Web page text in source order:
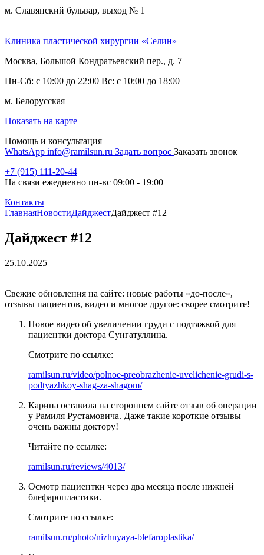
м. Славянский бульвар, выход № 1
Клиника пластической хирургии «Селин»
Москва, Большой Кондратьевский пер., д. 7
Пн-Сб: с 10:00 до 22:00 Вс: с 10:00 до 18:00
м. Белорусская
Показать на карте
Помощь и консультация
WhatsApp info@ramilsun.ru Задать вопрос Заказать звонок
+7 (915) 111-20-44
На связи ежедневно пн-вс 09:00 - 19:00
Контакты
ГлавнаяНовостиДайджестДайджест #12
Дайджест #12
25.10.2025
Свежие обновления на сайте: новые работы «до-после»,
отзывы пациентов, видео и многое другое: скорее смотрите!
Новое видео об увеличении груди с подтяжкой для
пациентки доктора Сунгатуллина.
Смотрите по ссылке:
ramilsun.ru/video/polnoe-preobrazhenie-uvelichenie-grudi-s-
podtyazhkoy-shag-za-shagom/
Карина оставила на стороннем сайте отзыв об операции
у Рамиля Рустамовича. Даже такие короткие отзывы
очень важны доктору!
Читайте по ссылке:
ramilsun.ru/reviews/4013/
Осмотр пациентки через два месяца после нижней
блефаропластики.
Смотрите по ссылке:
ramilsun.ru/photo/nizhnyaya-blefaroplastika/